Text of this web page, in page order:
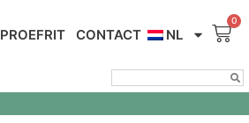
PROEFRIT CONTACT NL